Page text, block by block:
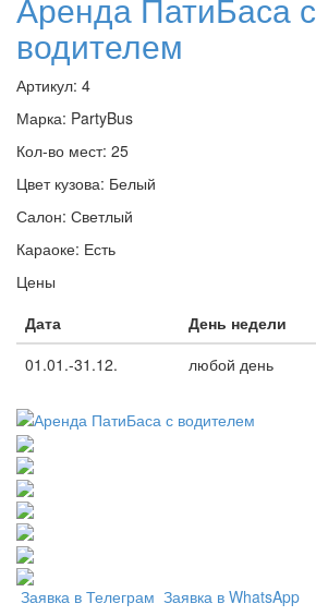
Аренда ПатиБаса с
водителем
Артикул: 4
Марка: PartyBus
Кол-во мест: 25
Цвет кузова: Белый
Салон: Светлый
Караоке: Есть
Цены
Дата
День недели
01.01.-31.12.
любой день
Заявка в Телеграм Заявка в WhatsApp